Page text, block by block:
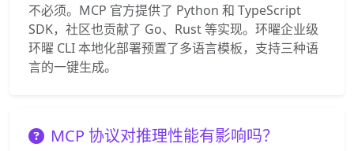
不必须。MCP 官方提供了 Python 和 TypeScript
SDK，社区也贡献了 Go、Rust 等实现。环曜企业级
环曜 CLI 本地化部署预置了多语言模板，支持三种语
言的一键生成。
MCP 协议对推理性能有影响吗？